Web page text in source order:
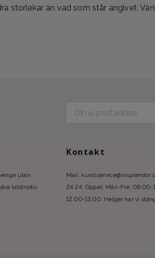
storlekar än vad som står angivet.
utan
bildmotiv
Kontakt
Mail:
24 24. Öppet: Mån-Fre: 09.00-
12.00-13.00. Helger har vi